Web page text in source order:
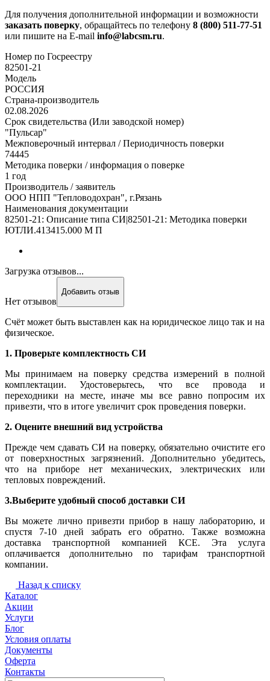
Для получения дополнительной информации и возможности
заказать поверку, обращайтесь по телефону 8 (800) 511-77-51
или пишите на E-mail info@labcsm.ru.
Номер по Госреестру
82501-21
Модель
РОССИЯ
Страна-производитель
02.08.2026
Срок свидетельства (Или заводской номер)
"Пульсар"
Межповерочный интервал / Периодичность поверки
74445
Методика поверки / информация о поверке
1 год
Производитель / заявитель
ООО НПП "Тепловодохран", г.Рязань
Наименования документации
82501-21: Описание типа СИ|82501-21: Методика поверки
ЮТЛИ.413415.000 М П
Загрузка отзывов...
Нет отзывов
Добавить отзыв
Счёт может быть выставлен как на юридическое лицо так и на
физическое.
1. Проверьте комплектность СИ
Мы принимаем на поверку средства измерений в полной
комплектации. Удостоверьтесь, что все провода и
переходники на месте, иначе мы все равно попросим их
привезти, что в итоге увеличит срок проведения поверки.
2. Оцените внешний вид устройства
Прежде чем сдавать СИ на поверку, обязательно очистите его
от поверхностных загрязнений. Дополнительно убедитесь,
что на приборе нет механических, электрических или
тепловых повреждений.
3.Выберите удобный способ доставки СИ
Вы можете лично привезти прибор в нашу лабораторию, и
спустя 7-10 дней забрать его обратно. Также возможна
доставка транспортной компанией КСЕ. Эта услуга
оплачивается дополнительно по тарифам транспортной
компании.
Назад к списку
Каталог
Акции
Услуги
Блог
Условия оплаты
Документы
Оферта
Контакты